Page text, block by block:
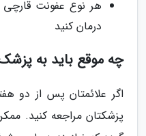
هر نوع عفونت قارچی
درمان کنید
چه موقع باید به
اگر علائمتان پس از دو
پزشکتان مراجعه کنید.